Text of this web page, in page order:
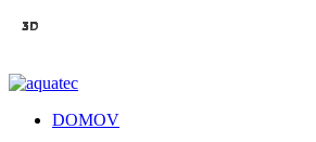
DOMOV
3D
3D
3D
3D
3D
3D
3D
3D